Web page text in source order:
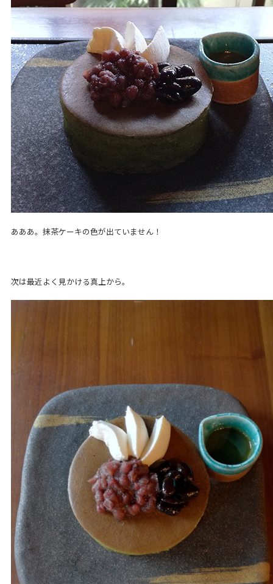
あああ。抹茶ケーキの色が出ていません！
次は最近よく見かける真上から。